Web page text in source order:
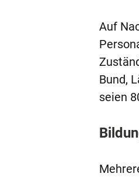
Auf
Bund,
seien